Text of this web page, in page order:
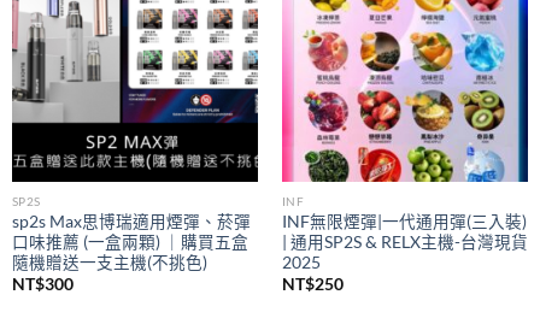
SP2S
sp2s Max思博瑞適用煙彈、菸彈
口味推薦 (一盒兩顆) ｜購買五盒
隨機贈送一支主機(不挑色)
NT$300
INF
INF無限煙彈|一代通用彈(三入裝)
| 通用SP2S & RELX主機-台灣現貨
2025
NT$250